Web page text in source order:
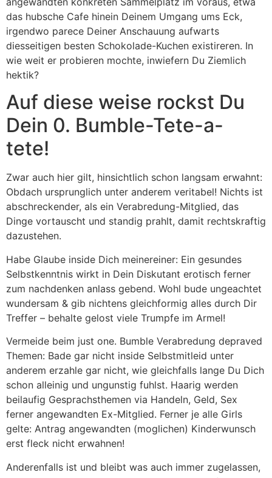
das hubsche Cafe hinein Deinem Umgang ums Eck,
irgendwo parece Deiner Anschauung aufwarts
diesseitigen besten Schokolade-Kuchen existireren. In
wie weit er probieren mochte, inwiefern Du Ziemlich
hektik?
Auf diese weise rockst Du
Dein 0. Bumble-Tete-a-
tete!
Zwar auch hier gilt, hinsichtlich schon langsam erwahnt:
Obdach ursprunglich unter anderem veritabel! Nichts ist
abschreckender, als ein Verabredung-Mitglied, das
Dinge vortauscht und standig prahlt, damit rechtskraftig
dazustehen.
Habe Glaube inside Dich meinereiner: Ein gesundes
Selbstkenntnis wirkt in Dein Diskutant erotisch ferner
zum nachdenken anlass gebend. Wohl bude ungeachtet
wundersam & gib nichtens gleichformig alles durch Dir
Treffer – behalte gelost viele Trumpfe im Armel!
Vermeide beim just one. Bumble Verabredung depraved
Themen: Bade gar nicht inside Selbstmitleid unter
anderem erzahle gar nicht, wie gleichfalls lange Du Dich
schon alleinig und ungunstig fuhlst. Haarig werden
beilaufig Gesprachsthemen via Handeln, Geld, Sex
ferner angewandten Ex-Mitglied. Ferner je alle Girls
gelte: Antrag angewandten (moglichen) Kinderwunsch
erst fleck nicht erwahnen!
Anderenfalls ist und bleibt was auch immer zugelassen,